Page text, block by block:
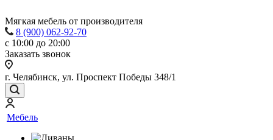
Мягкая мебель от производителя
8 (900) 062-92-70
с 10:00 до 20:00
Заказать звонок
г. Челябинск, ул. Проспект Победы 348/1
Мебель